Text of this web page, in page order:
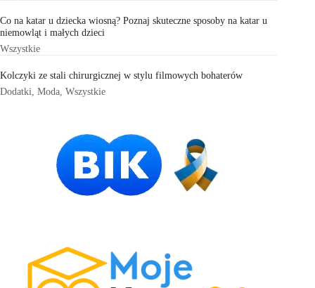
Co na katar u dziecka wiosną? Poznaj skuteczne sposoby na katar u
niemowląt i małych dzieci
Wszystkie
Kolczyki ze stali chirurgicznej w stylu filmowych bohaterów
Dodatki Moda Wszystkie